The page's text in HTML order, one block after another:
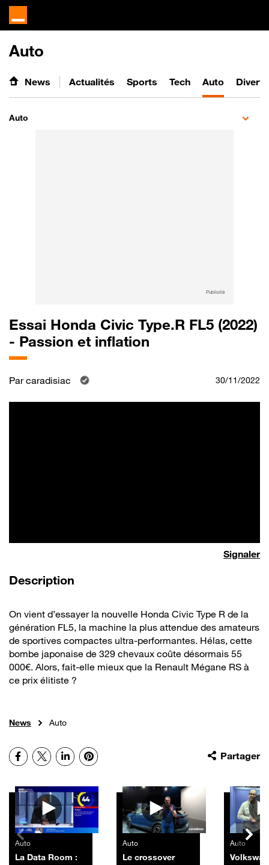
Auto
News Actualités Sports Tech Auto
Auto
Publicité
Essai Honda Civic Type.R FL5 (2022)
- Passion et inflation
Parcaradisiac 30/11/2022
Signaler
Description
On vient d’essayer la nouvelle Honda Civic Type R de la
génération FL5, la machine la plus attendue des amateurs
de sportives compactes ultra-performantes. Hélas, cette
bombe japonaise de 329 chevaux coûte désormais 55
000€. Alors, fait-elle mieux que la Renault Mégane RS à
ce prix élitiste ?
News Auto
Partager
Facebook
X LinkedInPinterest
Autres vidéos
Auto
La Data Room :
Auto
Le crossover
Auto